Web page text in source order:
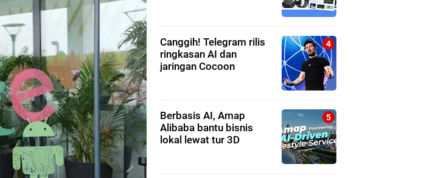
Canggih! Telegram rilis
ringkasan AI dan
jaringan Cocoon
Berbasis AI, Amap
Alibaba bantu bisnis
lokal lewat tur 3D